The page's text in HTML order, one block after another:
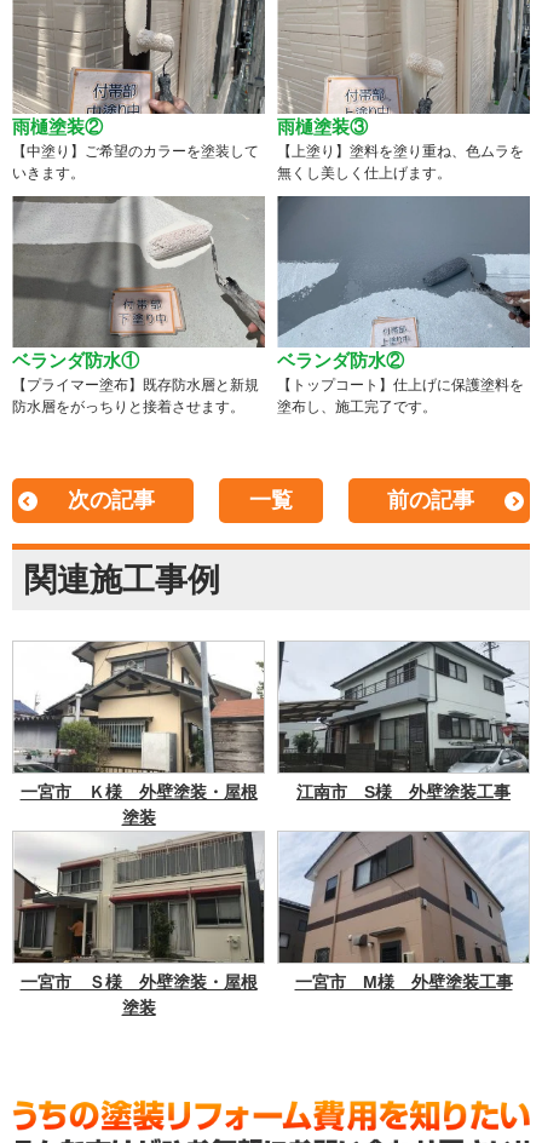
雨樋塗装②
【中塗り】ご希望のカラーを塗装して
いきます。
雨樋塗装③
【上塗り】塗料を塗り重ね、色ムラを
無くし美しく仕上げます。
ベランダ防水①
【プライマー塗布】既存防水層と新規
防水層をがっちりと接着させます。
ベランダ防水②
【トップコート】仕上げに保護塗料を
塗布し、施工完了です。
次の記事 一覧 前の記事
関連施工事例
一宮市 Ｋ様 外壁塗装・屋根
塗装
江南市 S様 外壁塗装工事
一宮市 Ｓ様 外壁塗装・屋根
塗装
一宮市 M様 外壁塗装工事